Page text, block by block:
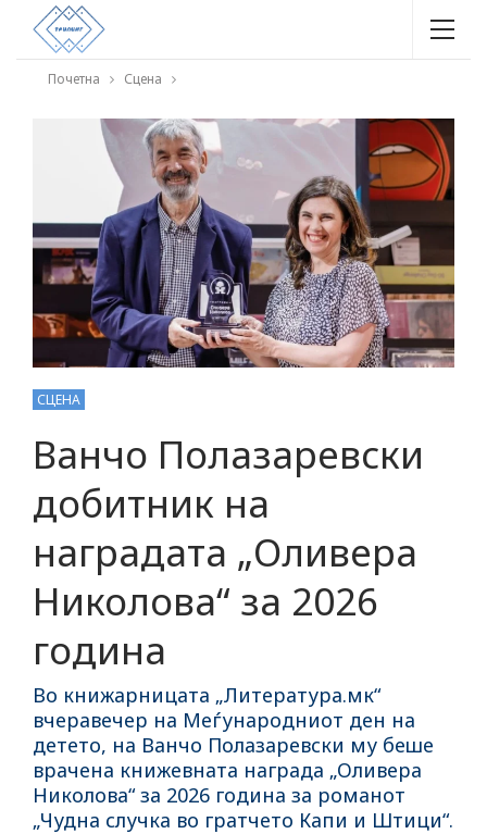
Почетна Сцена
СЦЕНА
Ванчо Полазаревски
добитник на
наградата „Оливера
Николова“ за 2026
година
Во книжарницата „Литература.мк“
вчеравечер на Меѓународниот ден на
детето, на Ванчо Полазаревски му беше
врачена книжевната награда „Оливера
Николова“ за 2026 година за романот
„Чудна случка во гратчето Капи и Штици“.